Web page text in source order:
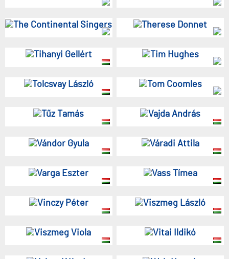
The Continental Singers Therese Donnet
Tihanyi Gellért Tim Hughes
Tolcsvay László Tom Coomles
Tűz Tamás Vajda András
Vándor Gyula Váradi Attila
Varga Eszter Vass Tímea
Vinczy Péter Viszmeg László
Viszmeg Viola Vitai Ildikó